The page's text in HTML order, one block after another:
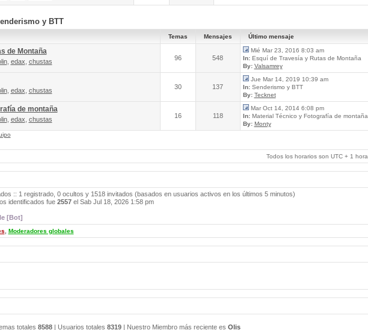
y BTT
Temas Mensajes Último mensaje
de Montaña
, edax chustas 96 548
Mié Mar 23, 2016 8:03 am
In:Esquí de Travesía y Rutas de Montaña
By: Valsamrey
, edax chustas 30 137
Jue Mar 14, 2019 10:39 am
In:Senderismo y BTT
By: Tecknet
de montaña
, edax chustas 16 118
Mar Oct 14, 2014 6:08 pm
In:Material Técnico y Fotografía de montaña
By: Monty
Todos los horarios son UTC + 1 hora
:: 1 registrado, 0 ocultos y 1518 invitados (basados en usuarios activos en los últimos 5 minutos)
identificados fue 2557el Sab Jul 18, 2026 1:58 pm
[Bot]
Moderadores globales
totales 8588| Usuarios totales 8319| Nuestro Miembro más reciente es Olis